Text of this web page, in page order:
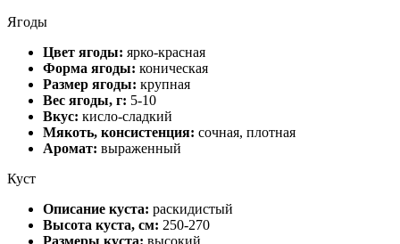
Ягоды
Цвет ягоды: ярко-красная
Форма ягоды: коническая
Размер ягоды: крупная
Вес ягоды, г: 5-10
Вкус: кисло-сладкий
Мякоть, консистенция: сочная, плотная
Аромат: выраженный
Куст
Описание куста: раскидистый
Высота куста, см: 250-270
Размеры куста: высокий